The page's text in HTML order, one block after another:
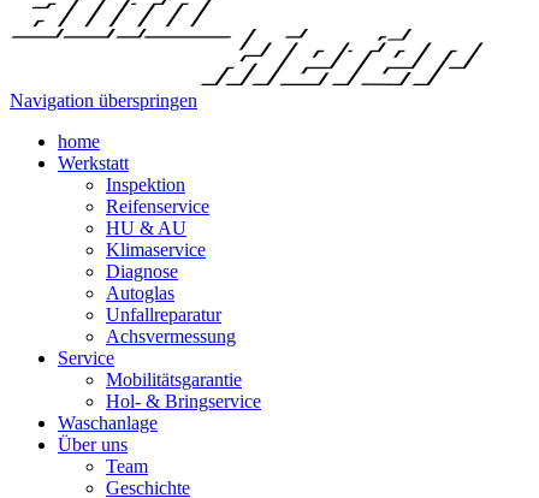
Navigation überspringen
home
Werkstatt
Inspektion
Reifenservice
HU & AU
Klimaservice
Diagnose
Autoglas
Unfallreparatur
Achsvermessung
Service
Mobilitätsgarantie
Hol- & Bringservice
Waschanlage
Über uns
Team
Geschichte